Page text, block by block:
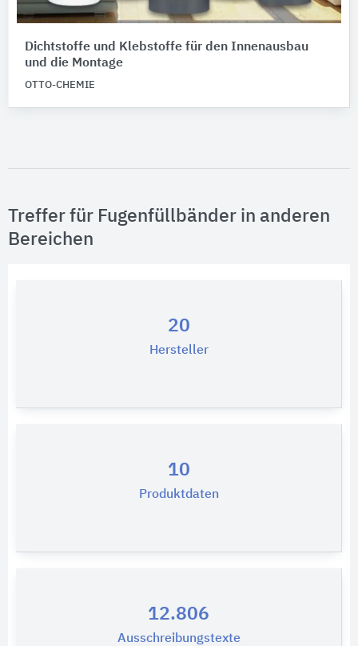
Dichtstoffe und Klebstoffe für den Innenausbau
und die Montage
OTTO-CHEMIE
Treffer für Fugenfüllbänder in anderen
Bereichen
20
Hersteller
10
Produktdaten
12.806
Ausschreibungstexte